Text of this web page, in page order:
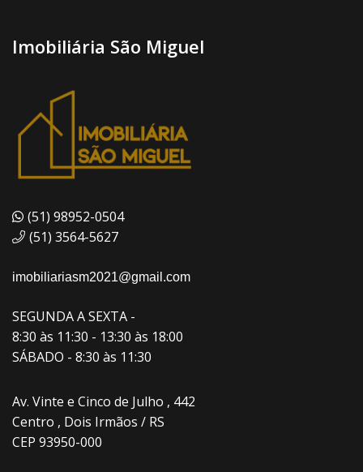
Imobiliária São Miguel
(51) 98952-0504
(51) 3564-5627
imobiliariasm2021@gmail.com
SEGUNDA A SEXTA -
8:30 às 11:30 - 13:30 às 18:00
SÁBADO - 8:30 às 11:30
Av. Vinte e Cinco de Julho , 442
Centro , Dois Irmãos / RS
CEP 93950-000